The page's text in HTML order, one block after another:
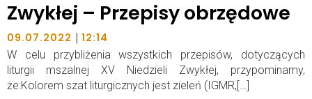
Zwykłej – Przepisy obrzędowe
09.07.2022 | 12:14
W celu przybliżenia wszystkich przepisów, dotyczących
liturgii mszalnej XV Niedzieli Zwykłej, przypominamy,
że:Kolorem szat liturgicznych jest zieleń (IGMR,[…]